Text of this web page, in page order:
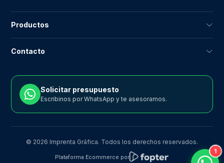
Productos
Contacto
Solicitar presupuesto
Escribinos por WhatsApp y te asesoramos.
© 2026 Imprenta Gráfica. Todos los derechos reservados.
Plataforma Ecommerce por
1